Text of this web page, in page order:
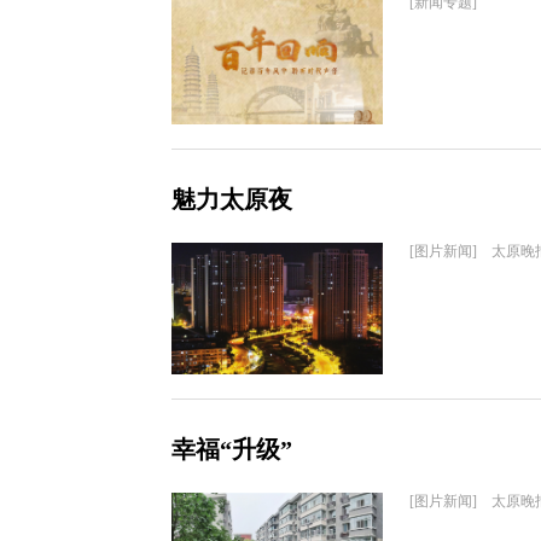
魅力太原夜
[图片新闻] 太原晚
幸福“升级”
[图片新闻] 太原晚